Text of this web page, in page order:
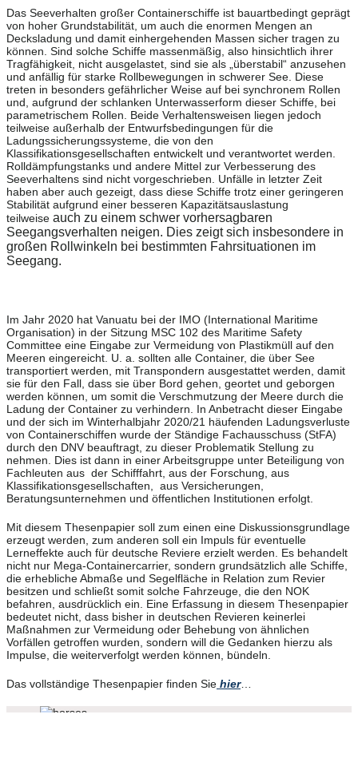
Das Seeverhalten großer Containerschiffe ist bauartbedingt geprägt
von hoher Grundstabilität, um auch die enormen Mengen an
Decksladung und damit einhergehenden Massen sicher tragen zu
können. Sind solche Schiffe massenmäßig, also hinsichtlich ihrer
Tragfähigkeit, nicht ausgelastet, sind sie als „überstabil“ anzusehen
und anfällig für starke Rollbewegungen in schwerer See. Diese
treten in besonders gefährlicher Weise auf bei synchronem Rollen
und, aufgrund der schlanken Unterwasserform dieser Schiffe, bei
parametrischem Rollen. Beide Verhaltensweisen liegen jedoch
teilweise außerhalb der Entwurfsbedingungen für die
Ladungssicherungssysteme, die von den
Klassifikationsgesellschaften entwickelt und verantwortet werden.
Rolldämpfungstanks und andere Mittel zur Verbesserung des
Seeverhaltens sind nicht vorgeschrieben. Unfälle in letzter Zeit
haben aber auch gezeigt, dass diese Schiffe trotz einer geringeren
Stabilität aufgrund einer besseren Kapazitätsauslastung
teilweise auch zu einem schwer vorhersagbaren
Seegangsverhalten neigen. Dies zeigt sich insbesondere in
großen Rollwinkeln bei bestimmten Fahrsituationen im
Seegang.
Im Jahr 2020 hat Vanuatu bei der IMO (International Maritime
Organisation) in der Sitzung MSC 102 des Maritime Safety
Committee eine Eingabe zur Vermeidung von Plastikmüll auf den
Meeren eingereicht. U. a. sollten alle Container, die über See
transportiert werden, mit Transpondern ausgestattet werden, damit
sie für den Fall, dass sie über Bord gehen, geortet und geborgen
werden können, um somit die Verschmutzung der Meere durch die
Ladung der Container zu verhindern. In Anbetracht dieser Eingabe
und der sich im Winterhalbjahr 2020/21 häufenden Ladungsverluste
von Containerschiffen wurde der Ständige Fachausschuss (StFA)
durch den DNV beauftragt, zu dieser Problematik Stellung zu
nehmen. Dies ist dann in einer Arbeitsgruppe unter Beteiligung von
Fachleuten aus der Schifffahrt, aus der Forschung, aus
Klassifikationsgesellschaften, aus Versicherungen,
Beratungsunternehmen und öffentlichen Institutionen erfolgt.
Mit diesem Thesenpapier soll zum einen eine Diskussionsgrundlage
erzeugt werden, zum anderen soll ein Impuls für eventuelle
Lerneffekte auch für deutsche Reviere erzielt werden. Es behandelt
nicht nur Mega-Containercarrier, sondern grundsätzlich alle Schiffe,
die erhebliche Abmaße und Segelfläche in Relation zum Revier
besitzen und schließt somit solche Fahrzeuge, die den NOK
befahren, ausdrücklich ein. Eine Erfassung in diesem Thesenpapier
bedeutet nicht, dass bisher in deutschen Revieren keinerlei
Maßnahmen zur Vermeidung oder Behebung von ähnlichen
Vorfällen getroffen wurden, sondern will die Gedanken hierzu als
Impulse, die weiterverfolgt werden können, bündeln.
Das vollständige Thesenpapier finden Sie hier…